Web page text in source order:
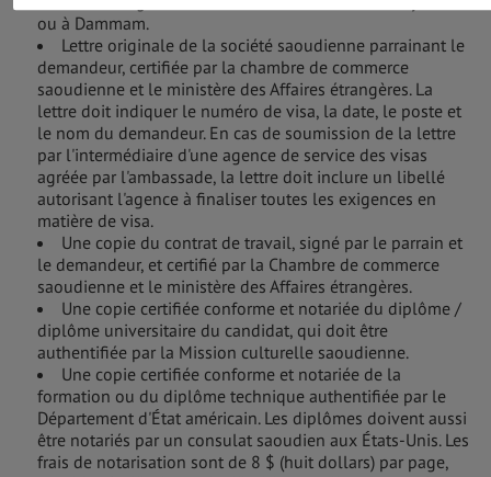
ou à Dammam.
Lettre originale de la société saoudienne parrainant le
demandeur, certifiée par la chambre de commerce
saoudienne et le ministère des Affaires étrangères. La
lettre doit indiquer le numéro de visa, la date, le poste et
le nom du demandeur. En cas de soumission de la lettre
par l'intermédiaire d'une agence de service des visas
agréée par l'ambassade, la lettre doit inclure un libellé
autorisant l'agence à finaliser toutes les exigences en
matière de visa.
Une copie du contrat de travail, signé par le parrain et
le demandeur, et certifié par la Chambre de commerce
saoudienne et le ministère des Affaires étrangères.
Une copie certifiée conforme et notariée du diplôme /
diplôme universitaire du candidat, qui doit être
authentifiée par la Mission culturelle saoudienne.
Une copie certifiée conforme et notariée de la
formation ou du diplôme technique authentifiée par le
Département d'État américain. Les diplômes doivent aussi
être notariés par un consulat saoudien aux États-Unis. Les
frais de notarisation sont de 8 $ (huit dollars) par page,